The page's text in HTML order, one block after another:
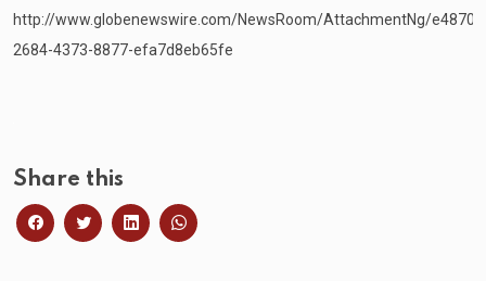
http://www.globenewswire.com/NewsRoom/AttachmentNg/
2684-4373-8877-efa7d8eb65fe
Share this